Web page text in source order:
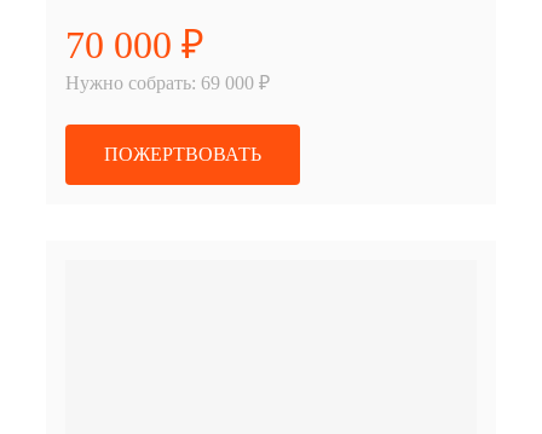
70 000 ₽
Нужно собрать: 69 000 ₽
ПОЖЕРТВОВАТЬ